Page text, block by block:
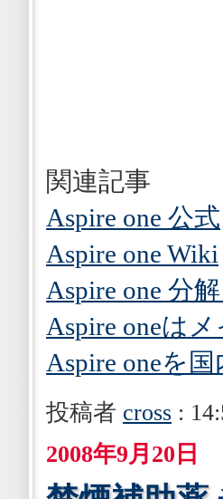
関連記事
Aspire one 公式
Aspire one Wiki
Aspire one 分
Aspire oneは
Aspire oneを
投稿者 cross :
2008年9月20日